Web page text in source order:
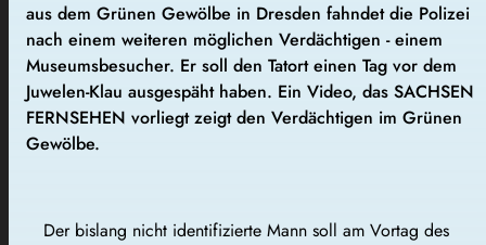
aus dem Grünen Gewölbe in Dresden fahndet die Polizei
nach einem weiteren möglichen Verdächtigen - einem
Museumsbesucher. Er soll den Tatort einen Tag vor dem
Juwelen-Klau ausgespäht haben. Ein Video, das SACHSEN
FERNSEHEN vorliegt zeigt den Verdächtigen im Grünen
Gewölbe.
Der bislang nicht identifizierte Mann soll am Vortag des